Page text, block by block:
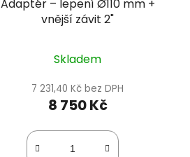
Adaptér – lepení Ø110 mm +
vnější závit 2"
Skladem
7 231,40 Kč bez DPH
8 750 Kč